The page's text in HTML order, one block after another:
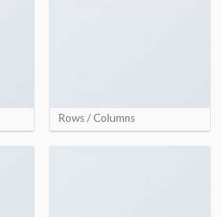
Rows / Columns